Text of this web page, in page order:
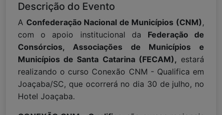
Descrição do Evento
A Confederação Nacional de Municípios (CNM),
com o apoio institucional da Federação de
Consórcios, Associações de Municípios e
Municípios de Santa Catarina (FECAM), estará
realizando o curso Conexão CNM - Qualifica em
Joaçaba/SC, que ocorrerá no dia 30 de julho, no
Hotel Joaçaba.